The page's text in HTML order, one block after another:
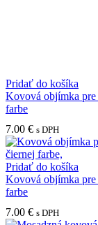
Pridať do košíka
Kovová objímka
farbe
7.00 € s DPH
Pridať do košíka
Kovová objímka
farbe
7.00 € s DPH